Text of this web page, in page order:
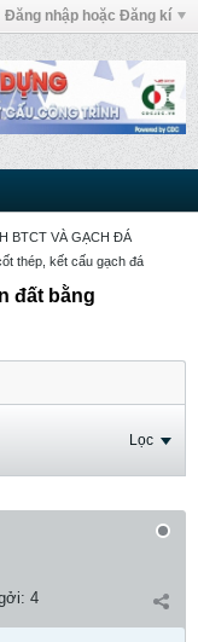
Đăng nhập hoặc Đăng kí
BTCT VÀ GẠCH ĐÁ
thép, kết cấu gạch đá
đất bằng
Lọc
4